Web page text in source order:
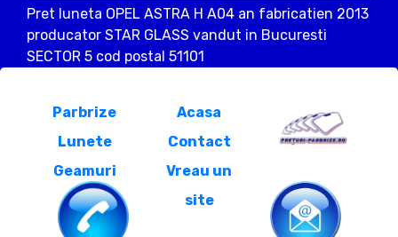
Pret luneta OPEL ASTRA H A04 an fabricatien 2013
producator STAR GLASS vandut in Bucuresti
SECTOR 5 cod postal 51101
Parbrize
Lunete
Geamuri
Acasa
Contact
Vreau un
site